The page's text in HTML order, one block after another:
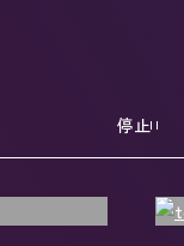
停止